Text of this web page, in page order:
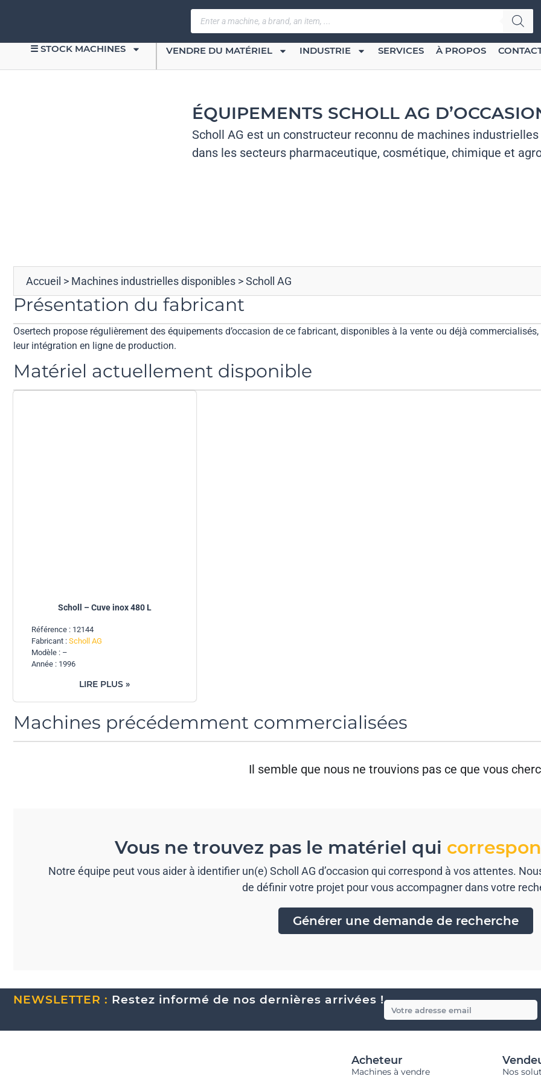
☰ STOCK MACHINES VENDRE DU MATÉRIEL INDUSTRIE SERVICES À PROPOS
ÉQUIPEMENTS SCHOLL AG
Scholl AG est un constructeur reconnu de machines
dans les secteurs pharmaceutique, cosmétique, chimique et
Accueil > Machines industrielles disponibles >Scholl AG
Présentation du fabricant
Osertech propose régulièrement des équipements d’occasion de ce fabricant, disponibles à la vente ou déjà
leur intégration en ligne de production.
Matériel actuellement disponible
Scholl – Cuve inox 480 L
Référence : 12144
Fabricant : Scholl AG
Modèle : –
Année : 1996
LIRE PLUS »
Machines précédemment commercialisées
Il semble que nous ne trouvions pas ce que vous
Vous ne trouvez pas le matériel qui
Notre équipe peut vous aider à identifier un(e) Scholl AG d’occasion qui correspond à vos attentes.
de définir votre projet pour vous accompagner dans votre
Générer une demande de recherche
NEWSLETTER : Restez informé de nos dernières arrivées !
Acheteur
Machines à vendre Nos